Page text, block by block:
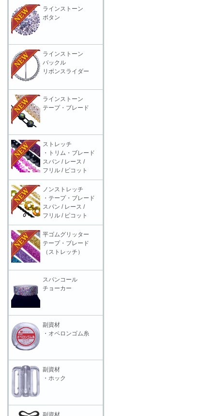
ラインストーン
ボタン
ラインストーン
バックル
リボンスライダー
ラインストーン
テープ・ブレード
ストレッチ
・トリム・ブレード
スパン / レース /
フリル / ピコット
ノンストレッチ
・テープ・ブレード
スパン / レース /
フリル / ピコット
平ゴムグリッター
テープ・ブレード
（ストレッチ）
スパンコール
チョーカー
副資材
・オペロンゴム糸
副資材
・ホック